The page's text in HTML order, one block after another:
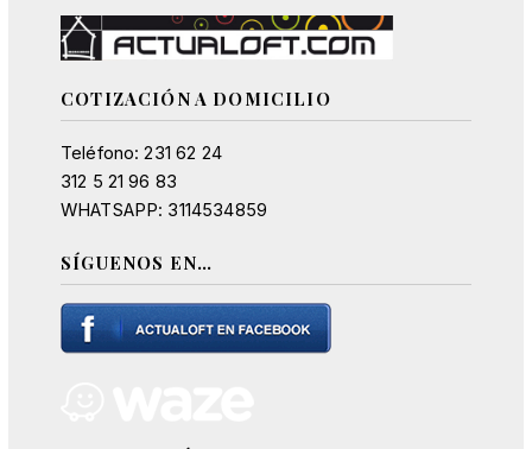
COTIZACIÓN A DOMICILIO
Teléfono: 231 62 24
312 5 21 96 83
WHATSAPP: 3114534859
SÍGUENOS EN…